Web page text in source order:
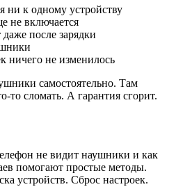
к одному устройству
не включается
после зарядки
ничего не изменилось
самостоятельно. Там
то сломать. А гарантия сгорит.
не видит наушники и как
помогают простые методы.
устройств. Сброс настроек.